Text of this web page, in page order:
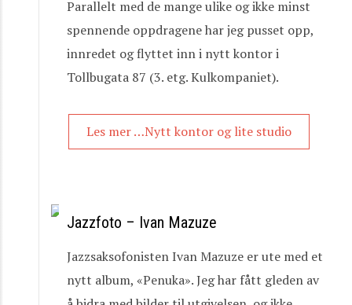
Parallelt med de mange ulike og ikke minst
spennende oppdragene har jeg pusset opp,
innredet og flyttet inn i nytt kontor i
Tollbugata 87 (3. etg. Kulkompaniet).
Les mer …Nytt kontor og lite studio
Jazzfoto – Ivan Mazuze
Jazzsaksofonisten Ivan Mazuze er ute med et
nytt album, «Penuka». Jeg har fått gleden av